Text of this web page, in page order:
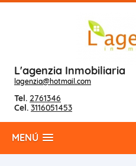
L'agenzia Inmobiliaria
lagenzia@hotmail.com
Tel. 2761346
Cel. 3116051453
MENÚ